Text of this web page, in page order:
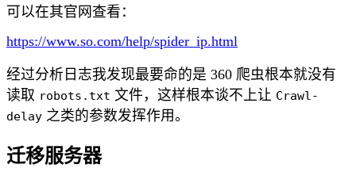
可以在其官网查看：
https://www.so.com/help/spider_ip.html
经过分析日志我发现最要命的是 360 爬虫根本就没有
读取 robots.txt 文件，这样根本谈不上让 Crawl-
delay 之类的参数发挥作用。
迁移服务器